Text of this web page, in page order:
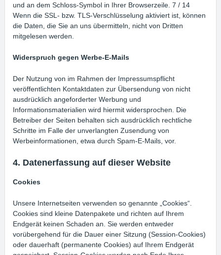
und an dem Schloss-Symbol in Ihrer Browserzeile. 7 / 14
Wenn die SSL- bzw. TLS-Verschlüsselung aktiviert ist, können
die Daten, die Sie an uns übermitteln, nicht von Dritten
mitgelesen werden.
Widerspruch gegen Werbe-E-Mails
Der Nutzung von im Rahmen der Impressumspflicht
veröffentlichten Kontaktdaten zur Übersendung von nicht
ausdrücklich angeforderter Werbung und
Informationsmaterialien wird hiermit widersprochen. Die
Betreiber der Seiten behalten sich ausdrücklich rechtliche
Schritte im Falle der unverlangten Zusendung von
Werbeinformationen, etwa durch Spam-E-Mails, vor.
4. Datenerfassung auf dieser Website
Cookies
Unsere Internetseiten verwenden so genannte „Cookies“.
Cookies sind kleine Datenpakete und richten auf Ihrem
Endgerät keinen Schaden an. Sie werden entweder
vorübergehend für die Dauer einer Sitzung (Session-Cookies)
oder dauerhaft (permanente Cookies) auf Ihrem Endgerät